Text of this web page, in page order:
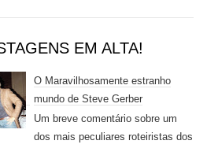
EM ALTA!
O Maravilhosamente estranho
mundo de Steve Gerber
Um breve comentário sobre um
dos mais peculiares roteiristas dos